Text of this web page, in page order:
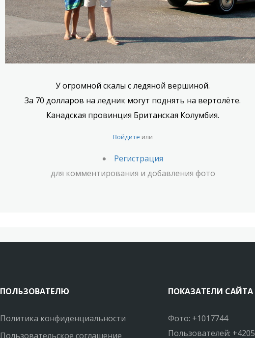
У огромной скалы с ледяной вершиной.
За 70 долларов на ледник могут поднять на вертолёте.
Канадская провинция Британская Колумбия.
Войдите или
Регистрация
для комментирования и добавления фото
ПОЛЬЗОВАТЕЛЮ
Политика конфиденциальности
Пользовательское соглашение
ПОКАЗАТЕЛИ САЙТА
Фото: +1017744
Пользователей: +4205